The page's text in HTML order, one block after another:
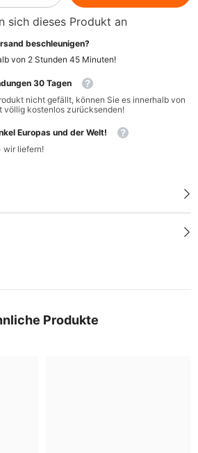
sich dieses Produkt an
beschleunigen?
von 2 Stunden 45 Minuten!
30 Tagen
nicht gefällt, können Sie es innerhalb von
völlig kostenlos zurücksenden!
Europas und der Welt!
wir liefern!
Produkte